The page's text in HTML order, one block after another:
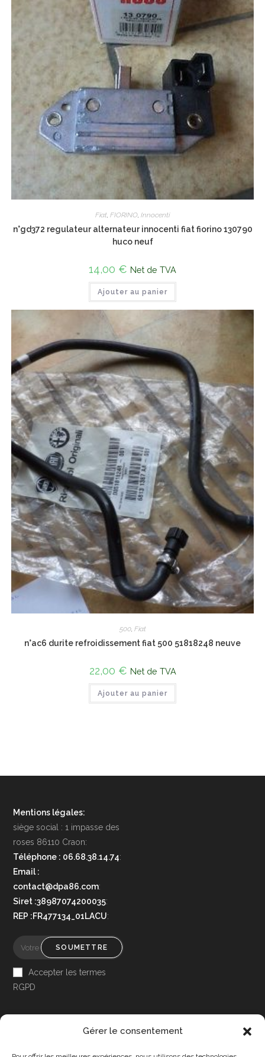
Gérer le consentement
Fiat, FIORINO, Innocenti
n°gd372 regulateur alternateur innocenti fiat fiorino 130790
huco neuf
14,00 € Net de TVA
Ajouter au panier
500, Fiat
n°ac6 durite refroidissement fiat 500 51818248 neuve
22,00 € Net de TVA
Ajouter au panier
Mentions légales:
siège social : 1 impasse des
roses 86110 Craon:
Téléphone : 06.68.38.14.74:
Email :
contact@dpa86.com:
Siret :38987074200035:
REP :FR477134_01LACU:
SOUMETTRE
Accepter les termes
RGPD